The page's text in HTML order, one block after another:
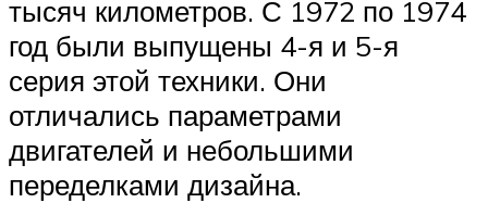
тысяч километров. С 1972 по 1974
год были выпущены 4-я и 5-я
серия этой техники. Они
отличались параметрами
двигателей и небольшими
переделками дизайна.